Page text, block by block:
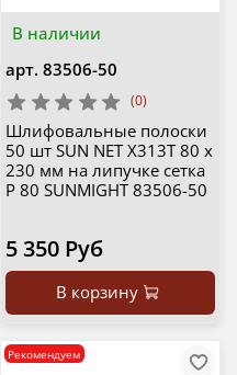
В наличии
арт. 83506-50
(0)
Шлифовальные полоски
50 шт SUN NET X313T 80 х
230 мм на липучке сетка
P 80 SUNMIGHT 83506-50
5 350 Руб
В корзину
Рекомендуем